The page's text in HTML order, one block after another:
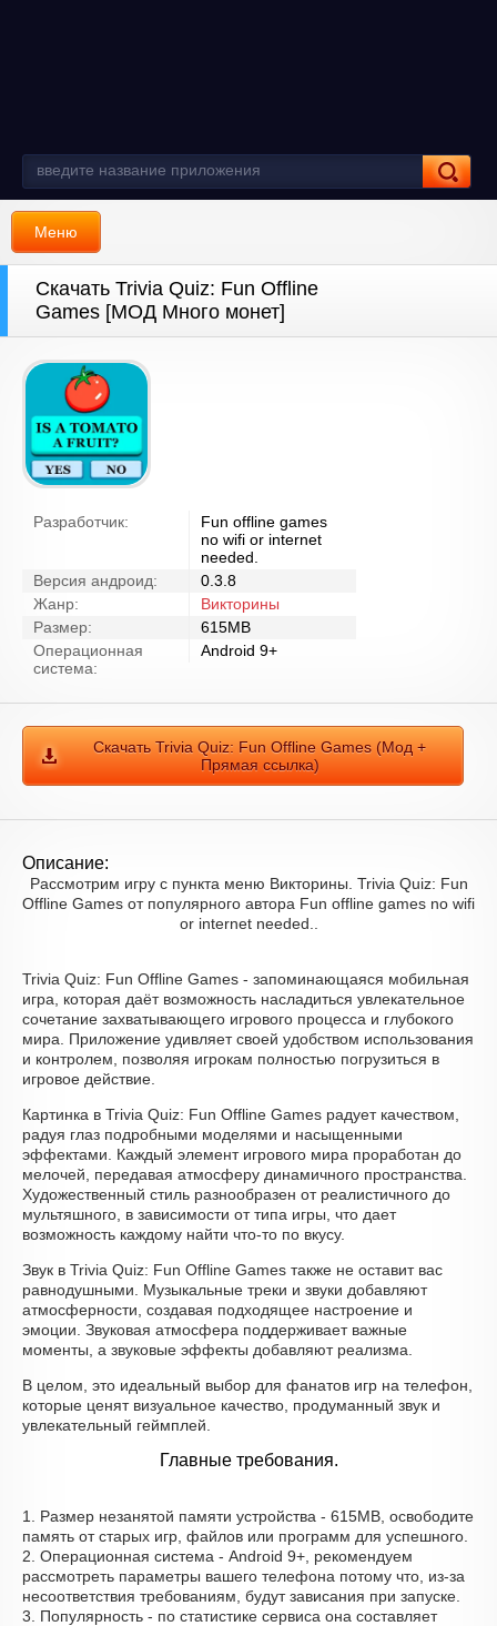
Меню
Скачать Trivia Quiz: Fun Offline
Games [МОД Много монет]
Разработчик:
Fun offline games
no wifi or internet
needed.
Версия андроид:
0.3.8
Жанр:
Викторины
Размер:
615MB
Операционная
система:
Android 9+
Скачать Trivia Quiz: Fun Offline Games (Мод +
Прямая ссылка)
Описание:
Рассмотрим игру с пункта меню Викторины. Trivia Quiz: Fun
Offline Games от популярного автора Fun offline games no wifi
or internet needed..
Trivia Quiz: Fun Offline Games - запоминающаяся мобильная
игра, которая даёт возможность насладиться увлекательное
сочетание захватывающего игрового процесса и глубокого
мира. Приложение удивляет своей удобством использования
и контролем, позволяя игрокам полностью погрузиться в
игровое действие.
Картинка в Trivia Quiz: Fun Offline Games радует качеством,
радуя глаз подробными моделями и насыщенными
эффектами. Каждый элемент игрового мира проработан до
мелочей, передавая атмосферу динамичного пространства.
Художественный стиль разнообразен от реалистичного до
мультяшного, в зависимости от типа игры, что дает
возможность каждому найти что-то по вкусу.
Звук в Trivia Quiz: Fun Offline Games также не оставит вас
равнодушными. Музыкальные треки и звуки добавляют
атмосферности, создавая подходящее настроение и
эмоции. Звуковая атмосфера поддерживает важные
моменты, а звуковые эффекты добавляют реализма.
В целом, это идеальный выбор для фанатов игр на телефон,
которые ценят визуальное качество, продуманный звук и
увлекательный геймплей.
Главные требования.
1. Размер незанятой памяти устройства - 615MB, освободите
память от старых игр, файлов или программ для успешного.
2. Операционная система - Android 9+, рекомендуем
рассмотреть параметры вашего телефона потому что, из-за
несоответствия требованиям, будут зависания при запуске.
3. Популярность - по статистике сервиса она составляет